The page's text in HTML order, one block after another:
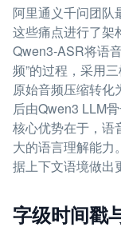
阿里通义千问团队
这些痛点进行了架
Qwen3-ASR将语
频”的过程，采用
原始音频压缩转化
后由Qwen3 LLM
核心优势在于，语
大的语言理解能力
据上下文语境做出
字级时间戳